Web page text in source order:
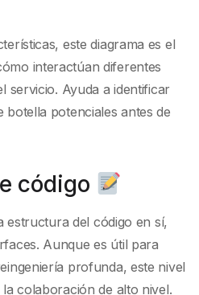
este diagrama es el
interactúan diferentes
servicio. Ayuda a identificar
potenciales antes de
código
estructura del código en sí,
Aunque es útil para
profunda, este nivel
colaboración de alto nivel.